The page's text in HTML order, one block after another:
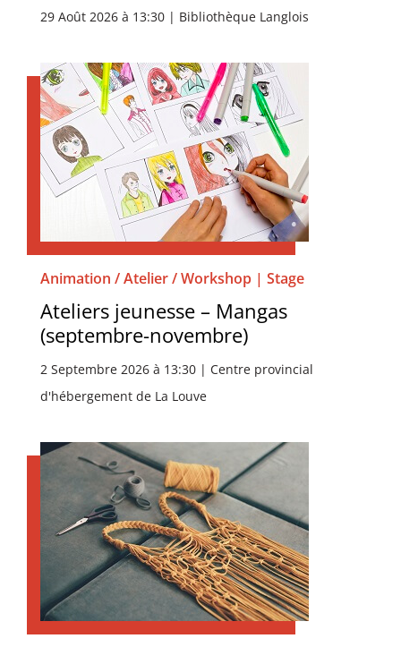
29 Août 2026 à 13:30 | Bibliothèque Langlois
Animation / Atelier / Workshop | Stage
Ateliers jeunesse – Mangas
(septembre-novembre)
2 Septembre 2026 à 13:30 | Centre provincial
d'hébergement de La Louve